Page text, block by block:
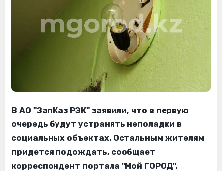
В АО "ЗапКаз РЭК" заявили, что в первую
очередь будут устранять неполадки в
социальных объектах. Остальным жителям
придется подождать, сообщает
корреспондент портала "Мой ГОРОД".